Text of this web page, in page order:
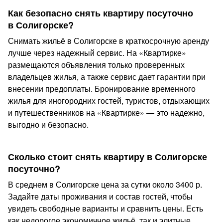
Как безопасно снять квартиру посуточно
в Солигорске?
Снимать жильё в Солигорске в краткосрочную аренду
лучше через надежный сервис. На «Квартирке»
размещаются объявления только проверенных
владельцев жилья, а также сервис дает гарантии при
внесении предоплаты. Бронирование временного
жилья для иногородних гостей, туристов, отдыхающих
и путешественников на «Квартирке» — это надежно,
выгодно и безопасно.
Сколько стоит снять квартиру в Солигорске
посуточно?
В среднем в Солигорске цена за сутки около 3400 р.
Задайте даты проживания и состав гостей, чтобы
увидеть свободные варианты и сравнить цены. Есть